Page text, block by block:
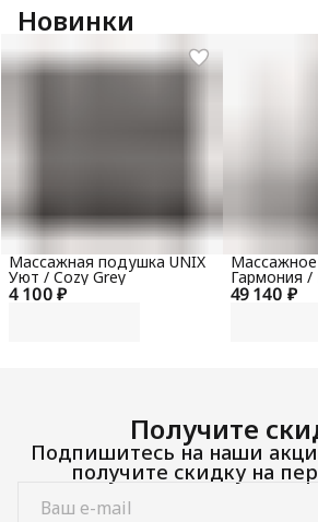
Новинки
4 100 ₽
Массажная подушка UNIX
Уют / Cozy Grey
49 140 ₽
Массажное
Гармония /
Получите
Подпишитесь на наши
получите скидку на